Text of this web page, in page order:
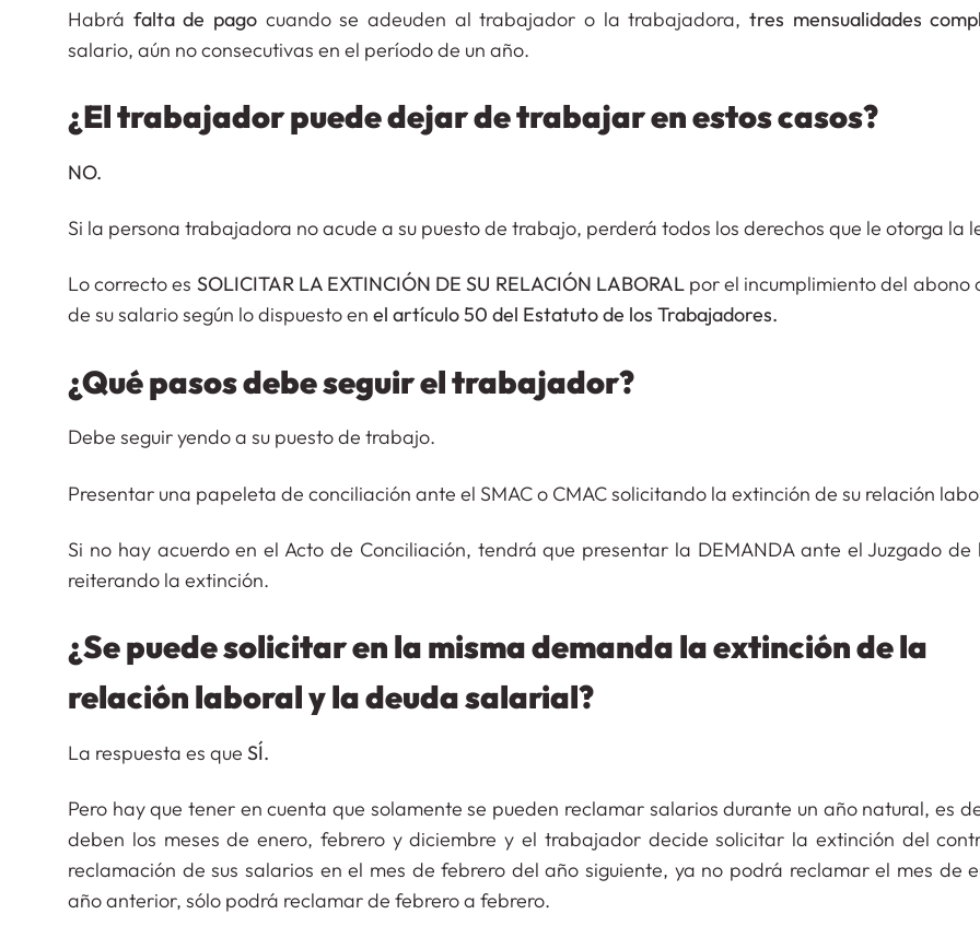
Habrá falta de pago cuando se adeuden al trabajador o la trabajadora,tres mensualidades
salario, aún no consecutivas en el período de un año.
¿El trabajador puede dejar de trabajar en estos casos?
NO.
Si la persona trabajadora no acude a su puesto de trabajo, perderá todos los derechos que le otorga la
Lo correcto es SOLICITAR LA EXTINCIÓN DE SU RELACIÓN LABORALpor el incumplimiento del abono
de su salario según lo dispuesto en el artículo 50 del Estatuto de los Trabajadores.
¿Qué pasos debe seguir el trabajador?
Debe seguir yendo a su puesto de trabajo.
Presentar una papeleta de conciliación ante el SMAC o CMAC solicitando la extinción de su relación
Si no hay acuerdo en el Acto de Conciliación, tendrá que presentar la DEMANDA ante el Juzgado de
reiterando la extinción.
¿Se puede solicitar en la misma demanda la extinción de la
relación laboral y la deuda salarial?
La respuesta es que SÍ.
Pero hay que tener en cuenta que solamente se pueden reclamar salarios durante un año natural, es
deben los meses de enero, febrero y diciembre y el trabajador decide solicitar la extinción del
reclamación de sus salarios en el mes de febrero del año siguiente, ya no podrá reclamar el mes de
año anterior, sólo podrá reclamar de febrero a febrero.